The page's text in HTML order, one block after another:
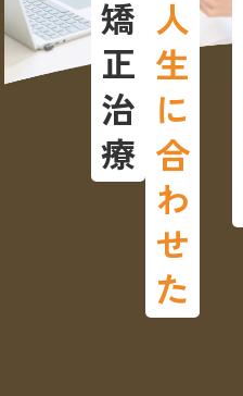
矯正治療人生に合わせた